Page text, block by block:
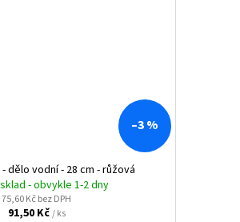
–3 %
dělo vodní - 28 cm - růžová
- obvykle 1-2 dny
75,60 Kč bez DPH
91,50 Kč/ ks